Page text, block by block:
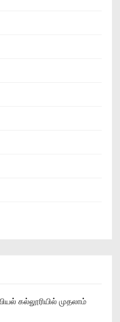
கல்லூரியில் முதலாம்